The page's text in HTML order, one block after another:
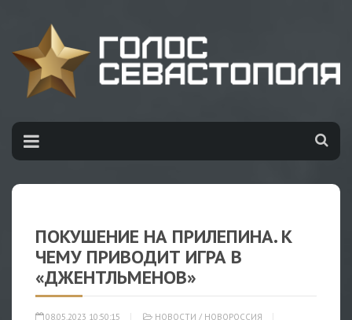
ПОКУШЕНИЕ НА ПРИЛЕПИНА. К
ЧЕМУ ПРИВОДИТ ИГРА В
«ДЖЕНТЛЬМЕНОВ»
08.05.2023 10:50:15 НОВОСТИ / НОВОРОССИЯ